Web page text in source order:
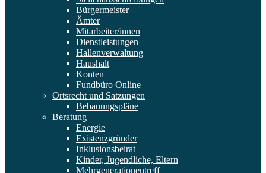
Bürgermeister
Ämter
Mitarbeiter/innen
Dienstleistungen
Hallenverwaltung
Haushalt
Konten
Fundbüro Online
Ortsrecht und Satzungen
Bebauungspläne
Beratung
Energie
Existenzgründer
Inklusionsbeirat
Kinder, Jugendliche, Eltern
Mehrgenerationentreff